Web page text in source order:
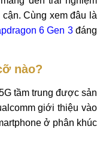
Cùng xem đâu là
6 Gen 3đáng
nào?
tầm trung được sản
giới thiệu vào
ở phân khúc